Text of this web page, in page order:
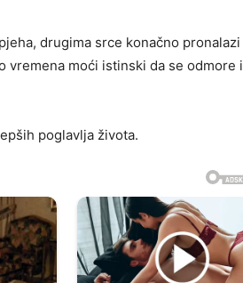
drugima srce konačno pronalazi
vremena moći istinski da se odmore i
poglavlja života.